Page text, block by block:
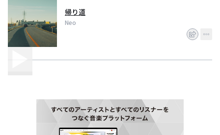
帰り道
Neo